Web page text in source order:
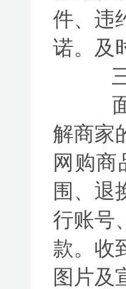
件、违
诺。及
三
面
解商家
网购商
围、退
行账号
款。收
图片及